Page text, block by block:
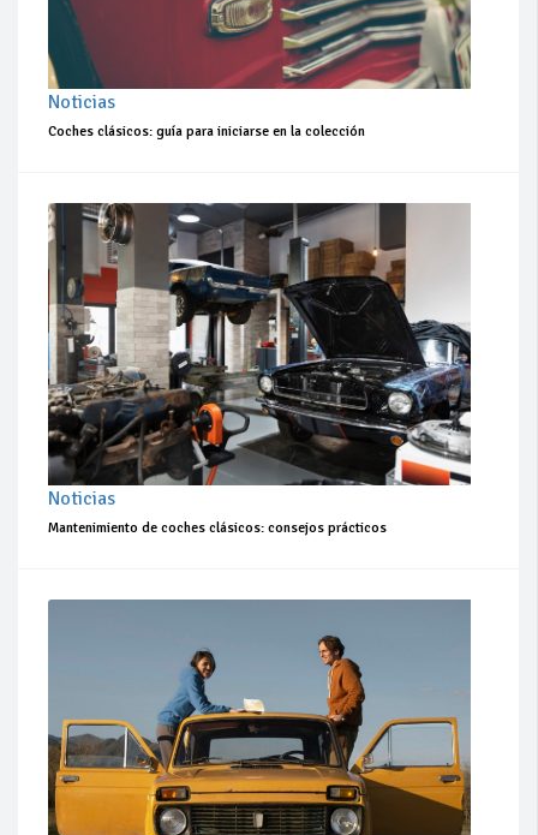
Noticias
Coches clásicos: guía para iniciarse en la colección
Noticias
Mantenimiento de coches clásicos: consejos prácticos